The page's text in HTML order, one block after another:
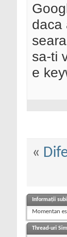
daca
sa-ti
e
«
Informații
Momentan
Thread-uri